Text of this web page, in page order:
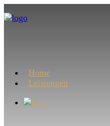
Home
Leistungen